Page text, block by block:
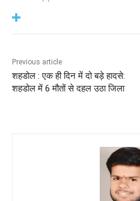
Previous article
शहडोल : एक ही दिन में दो बड़े हादसे:
शहडोल में 6 मौतों से दहल उठा जिला